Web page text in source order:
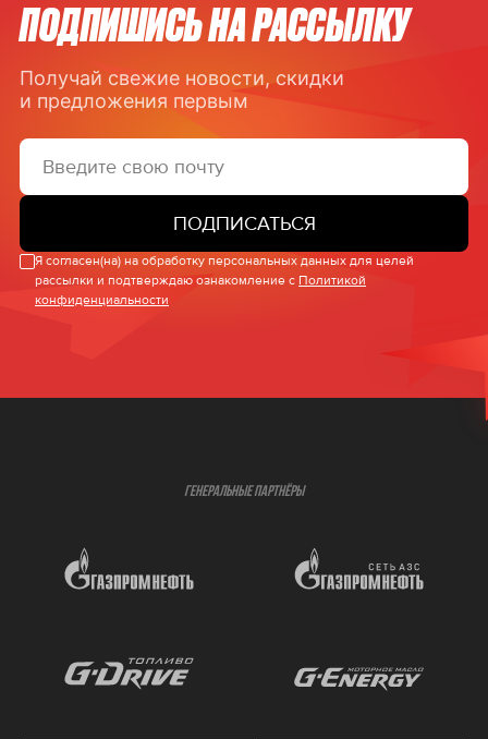
ПОДПИШИСЬ НА РАССЫЛКУ
Получай свежие новости, скидки
и предложения первым
ПОДПИСАТЬСЯ
Я согласен(на) на обработку персональных данных для целей
рассылки и подтверждаю ознакомление с Политикой
конфиденциальности
ГЕНЕРАЛЬНЫЕ ПАРТНЁРЫ